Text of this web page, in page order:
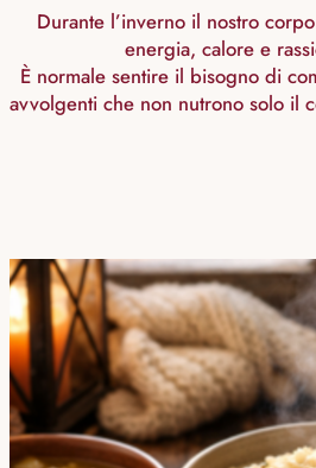
Durante l’inverno il nostro
energia, calore e
È normale sentire il bisogno di
avvolgenti che non nutrono solo il